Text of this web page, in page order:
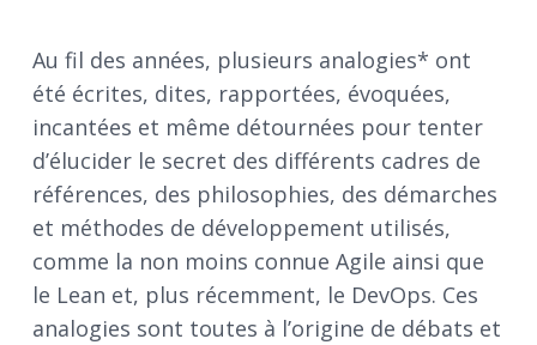
Au fil des années, plusieurs analogies* ont
été écrites, dites, rapportées, évoquées,
incantées et même détournées pour tenter
d’élucider le secret des différents cadres de
références, des philosophies, des démarches
et méthodes de développement utilisés,
comme la non moins connue Agile ainsi que
le Lean et, plus récemment, le DevOps. Ces
analogies sont toutes à l’origine de débats et